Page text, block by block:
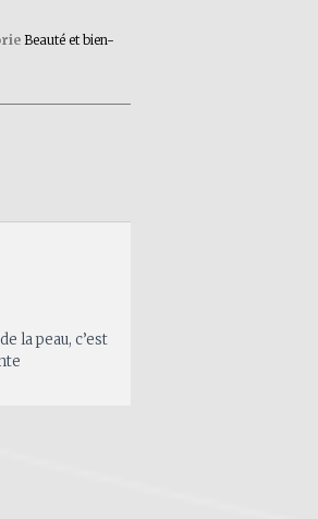
Beauté et bien-
la peau, c’est